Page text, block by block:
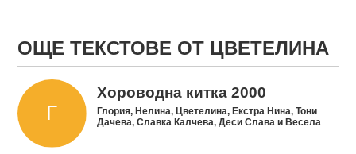
ОЩЕ ТЕКСТОВЕ ОТ ЦВЕТЕЛИНА
Хороводна китка 2000
Глория, Нелина, Цветелина, Екстра Нина, Тони
Дачева, Славка Калчева, Деси Слава и Весела